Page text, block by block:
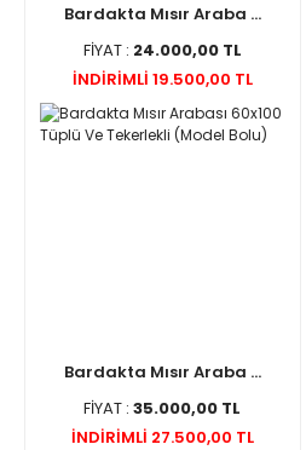
Bardakta Mısır Araba ...
FİYAT : 24.000,00 TL
İNDİRİMLİ 19.500,00 TL
Bardakta Mısır Araba ...
FİYAT :35.000,00 TL
İNDİRİMLİ 27.500,00 TL